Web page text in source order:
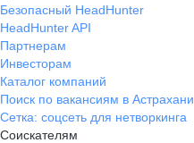
Безопасный HeadHunter
HeadHunter API
Партнерам
Инвесторам
Каталог компаний
Поиск по вакансиям в Астрахани
Сетка: соцсеть для нетворкинга
Соискателям